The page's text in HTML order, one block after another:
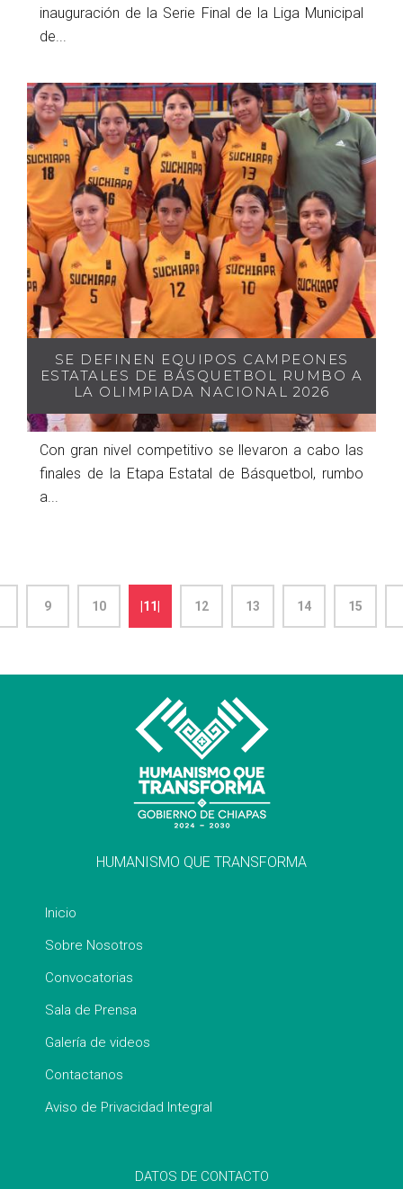
inauguración de la Serie Final de la Liga Municipal
de...
SE DEFINEN EQUIPOS CAMPEONES
ESTATALES DE BÁSQUETBOL RUMBO A
LA OLIMPIADA NACIONAL 2026
Con gran nivel competitivo se llevaron a cabo las
finales de la Etapa Estatal de Básquetbol, rumbo
a...
9 10 |11| 12 13 14 15
HUMANISMO QUE TRANSFORMA
Inicio
Sobre Nosotros
Convocatorias
Sala de Prensa
Galería de videos
Contactanos
Aviso de Privacidad Integral
DATOS DE CONTACTO